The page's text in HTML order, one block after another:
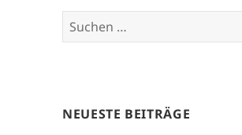
Suchen
nach:
NEUESTE BEITRÄGE